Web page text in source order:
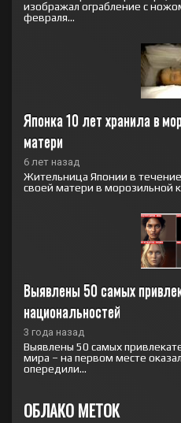
изображал ограбление с
февраля...
Японка 10 лет хранила в
матери
6 лет назад
Жительница Японии в
своей матери в морозильной
Выявлены 50 самых
национальностей
3 года назад
Выявлены 50 самых
мира – на первом месте
опередили...
ОБЛАКО МЕТОК